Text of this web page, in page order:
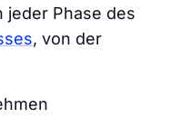
jeder Phase des
, von der